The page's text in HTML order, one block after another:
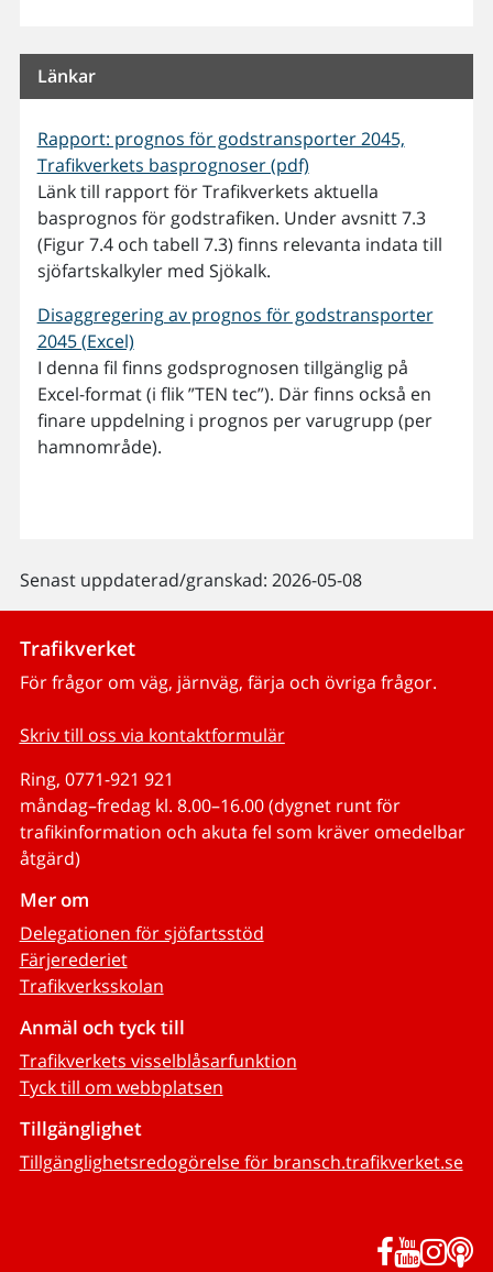
Länkar
Rapport: prognos för godstransporter 2045,
Trafikverkets basprognoser (pdf)
Länk till rapport för Trafikverkets aktuella
basprognos för godstrafiken. Under avsnitt 7.3
(Figur 7.4 och tabell 7.3) finns relevanta indata till
sjöfartskalkyler med Sjökalk.
Disaggregering av prognos för godstransporter
2045 (Excel)
I denna fil finns godsprognosen tillgänglig på
Excel-format (i flik ”TEN tec”). Där finns också en
finare uppdelning i prognos per varugrupp (per
hamnområde).
Senast uppdaterad/granskad: 2026-05-08
Trafikverket
För frågor om väg, järnväg, färja och övriga frågor.
Skriv till oss via kontaktformulär
Ring, 0771-921 921
måndag–fredag kl. 8.00–16.00 (dygnet runt för
trafikinformation och akuta fel som kräver omedelbar
åtgärd)
Mer om
Delegationen för sjöfartsstöd
Färjerederiet
Trafikverksskolan
Anmäl och tyck till
Trafikverkets visselblåsarfunktion
Tyck till om webbplatsen
Tillgänglighet
Tillgänglighetsredogörelse för bransch.trafikverket.se
Facebook
YouTube